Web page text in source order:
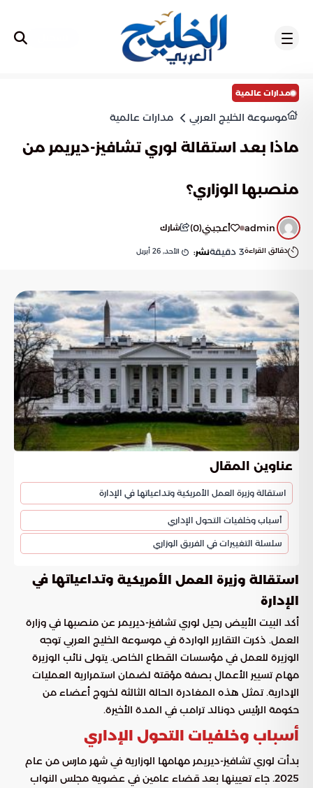
مدارات عالمية
موسوعة الخليج العربي مدارات عالمية
ماذا بعد استقالة لوري تشافيز-ديريمر من
منصبها الوزاري؟
admin أعجبني(
0
) شارك
دقائق القراءة3 دقيقةنشر: الأحد, 26 أبريل
عناوين المقال
استقالة وزيرة العمل الأمريكية وتداعياتها في الإدارة
أسباب وخلفيات التحول الإداري
سلسلة التغييرات في الفريق الوزاري
استقالة وزيرة العمل الأمريكية وتداعياتها في
الإدارة
أكد البيت الأبيض رحيل لوري تشافيز-ديريمر عن منصبها في وزارة
العمل. ذكرت التقارير الواردة في موسوعة الخليج العربي توجه
الوزيرة للعمل في مؤسسات القطاع الخاص. يتولى نائب الوزيرة
مهام تسيير الأعمال بصفة مؤقتة لضمان استمرارية العمليات
الإدارية. تمثل هذه المغادرة الحالة الثالثة لخروج أعضاء من
حكومة الرئيس دونالد ترامب في المدة الأخيرة.
أسباب وخلفيات التحول الإداري
بدأت لوري تشافيز-ديريمر مهامها الوزارية في شهر مارس من عام
2025. جاء تعيينها بعد قضاء عامين في عضوية مجلس النواب